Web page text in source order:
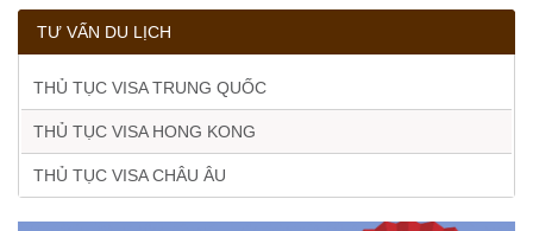
TƯ VẤN DU LỊCH
THỦ TỤC VISA TRUNG QUỐC
THỦ TỤC VISA HONG KONG
THỦ TỤC VISA CHÂU ÂU